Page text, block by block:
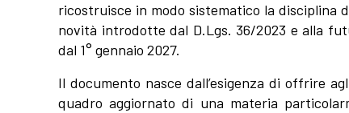
ricostruisce in modo sistematico la disciplina
novità introdotte dal D.Lgs. 36/2023 e alla
dal 1° gennaio 2027.
Il documento nasce dall’esigenza di offrire
quadro aggiornato di una materia